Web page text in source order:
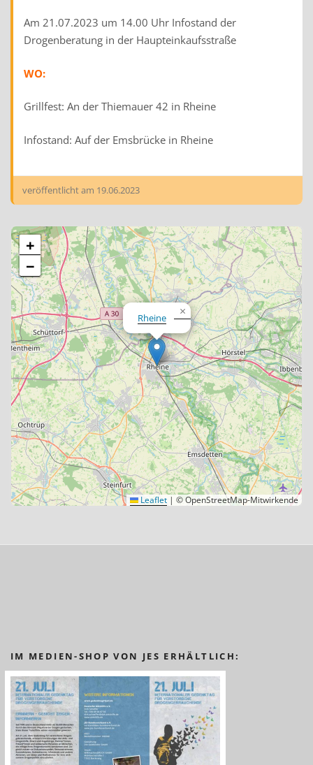
Am 21.07.2023 um 14.00 Uhr Infostand der
Drogenberatung in der Haupteinkaufsstraße
WO:
Grillfest: An der Thiemauer 42 in Rheine
Infostand: Auf der Emsbrücke in Rheine
veröffentlicht am 19.06.2023
Rheine ×
+
−
Leaflet | © OpenStreetMap-Mitwirkende
IM MEDIEN-SHOP VON JES ERHÄLTLICH: